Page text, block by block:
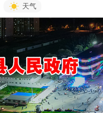
天气